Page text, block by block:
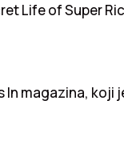
Life of Super
In magazina, koji